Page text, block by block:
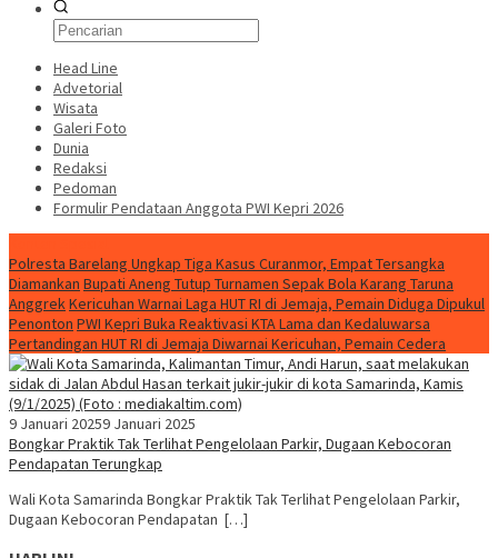
Head Line
Advetorial
Wisata
Galeri Foto
Dunia
Redaksi
Pedoman
Formulir Pendataan Anggota PWI Kepri 2026
Polresta Barelang Ungkap Tiga Kasus Curanmor, Empat Tersangka
Diamankan Bupati Aneng Tutup Turnamen Sepak Bola Karang Taruna
AnggrekKericuhan Warnai Laga HUT RI di Jemaja, Pemain Diduga Dipukul
Penonton PWI Kepri Buka Reaktivasi KTA Lama dan Kedaluwarsa
Pertandingan HUT RI di Jemaja Diwarnai Kericuhan, Pemain Cedera
9 Januari 20259 Januari 2025
Bongkar Praktik Tak Terlihat Pengelolaan Parkir, Dugaan Kebocoran
Pendapatan Terungkap
Wali Kota Samarinda Bongkar Praktik Tak Terlihat Pengelolaan Parkir,
Dugaan Kebocoran Pendapatan […]